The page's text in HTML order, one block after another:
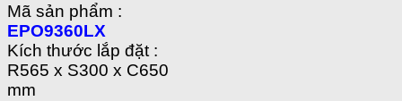
Mã sản phẩm :
EPO9360LX
Kích thước lắp đặt :
R565 x S300 x C650
mm